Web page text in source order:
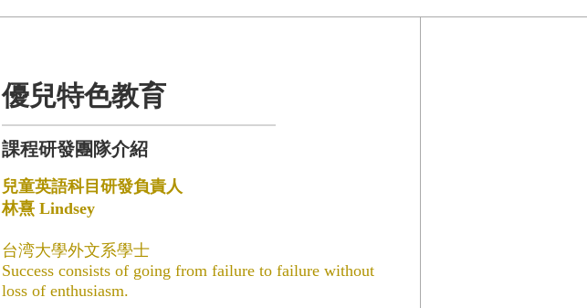
優兒特色教育
課程研發團隊介紹
兒童英語科目研發負責人
林熹 Lindsey
台湾大學外文系學士
Success consists of going from failure to failure without
loss of enthusiasm.